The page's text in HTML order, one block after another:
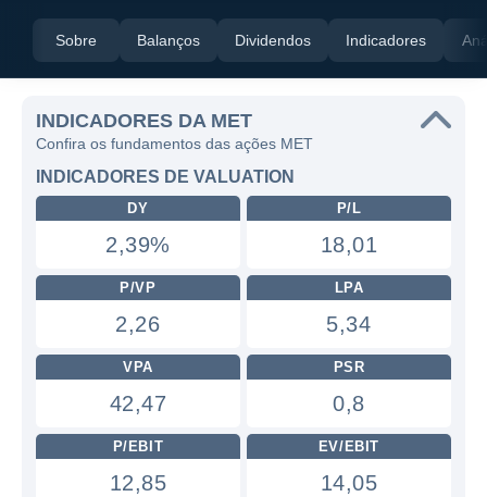
Sobre Balanços Dividendos Indicadores
INDICADORES DA MET
Confira os fundamentos das ações MET
INDICADORES DE VALUATION
DY
2,39%
P/L
18,01
P/VP
2,26
LPA
5,34
VPA
42,47
PSR
0,8
P/EBIT
12,85
EV/EBIT
14,05